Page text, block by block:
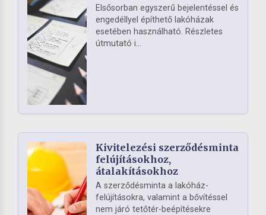
Elsősorban egyszerű bejelentéssel és
engedéllyel építhető lakóházak
esetében használható. Részletes
útmutató i...
Kivitelezési szerződésminta
felújításokhoz,
átalakításokhoz
A szerződésminta a lakóház-
felújításokra, valamint a bővítéssel
nem járó tetőtér-beépítésekre